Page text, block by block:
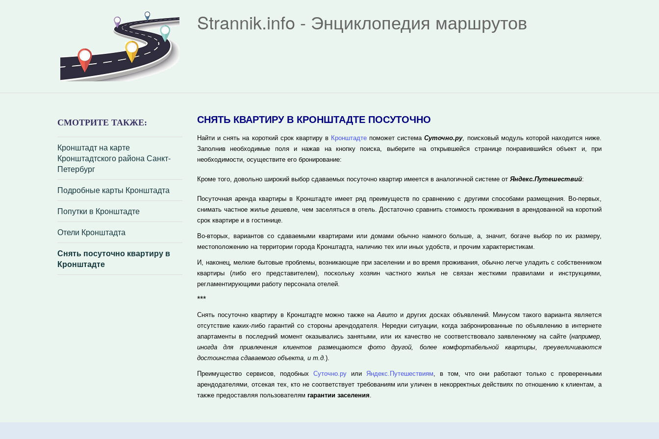
Strannik.info - Энциклопедия маршрутов
СМОТРИТЕ ТАКЖЕ:
Кронштадт на карте
Кронштадтского района Санкт-
Петербург
Подробные карты Кронштадта
Попутки в Кронштадте
Отели Кронштадта
Снять посуточно квартиру в
Кронштадте
СНЯТЬ КВАРТИРУ В КРОНШТАДТЕ ПОСУТОЧНО
Найти и снять на короткий срок квартиру в Кронштадте поможет системаСуточно.ру, поисковый модуль которой находится ниже.
Заполнив необходимые поля и нажав на кнопку поиска, выберите на открывшейся странице понравившийся объект и, при
необходимости, осуществите его бронирование:
Кроме того, довольно широкий выбор сдаваемых посуточно квартир имеется в аналогичной системе от Яндекс.Путешествий:
Посуточная аренда квартиры в Кронштадте имеет ряд преимуществ по сравнению с другими способами размещения. Во-первых,
снимать частное жилье дешевле, чем заселяться в отель. Достаточно сравнить стоимость проживания в арендованной на короткий
срок квартире и в гостинице.
Во-вторых, вариантов со сдаваемыми квартирами или домами обычно намного больше, а, значит, богаче выбор по их размеру,
местоположению на территории города Кронштадта, наличию тех или иных удобств, и прочим характеристикам.
И, наконец, мелкие бытовые проблемы, возникающие при заселении и во время проживания, обычно легче уладить с собственником
квартиры (либо его представителем), поскольку хозяин частного жилья не связан жесткими правилами и инструкциями,
регламентирующими работу персонала отелей.
***
Снять посуточно квартиру в Кронштадте можно также наАвито и других досках объявлений. Минусом такого варианта является
отсутствие каких-либо гарантий со стороны арендодателя. Нередки ситуации, когда забронированные по объявлению в интернете
апартаменты в последний момент оказывались занятыми, или их качество не соответствовало заявленному на сайте (например,
иногда для привлечения клиентов размещаются фото другой, более комфортабельной квартиры, преувеличиваются
достоинства сдаваемого объекта, и т.д.).
Преимущество сервисов, подобных Суточно.ру или Яндекс.Путешествиям, в том, что они работают только с проверенными
арендодателями, отсекая тех, кто не соответствует требованиям или уличен в некорректных действиях по отношению к клиентам, а
также предоставляя пользователям гарантии заселения.